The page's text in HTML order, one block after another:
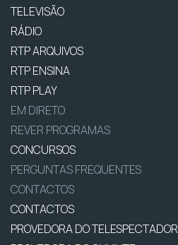
TELEVISÃO
RÁDIO
RTP ARQUIVOS
RTP ENSINA
RTP PLAY
EM DIRETO
REVER PROGRAMAS
CONCURSOS
PERGUNTAS FREQUENTES
CONTACTOS
CONTACTOS
PROVEDORA DO TELESPECTADOR